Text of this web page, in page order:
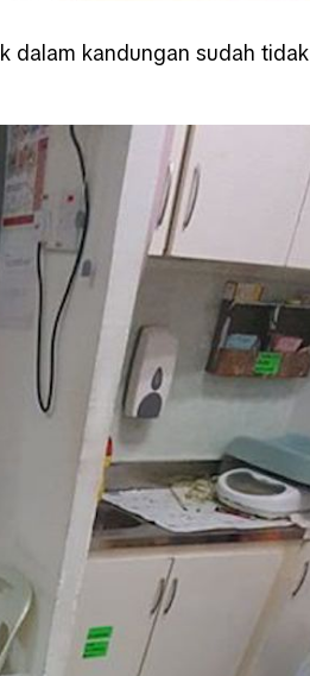
dalam kandungan sudah tidak